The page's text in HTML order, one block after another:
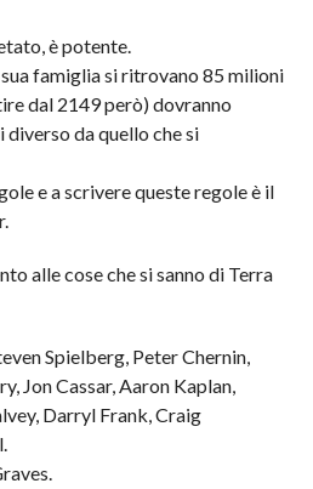
è potente.
sua famiglia si ritrovano 85 milioni
dal 2149 però) dovranno
diverso da quello che si
e a scrivere queste regole è il
alle cose che si sanno di Terra
Spielberg, Peter Chernin,
Jon Cassar, Aaron Kaplan,
Darryl Frank, Craig